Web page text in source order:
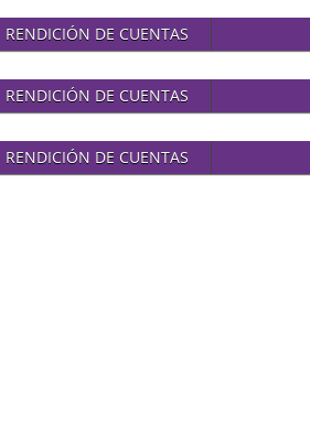
RENDICIÓN DE CUENTAS